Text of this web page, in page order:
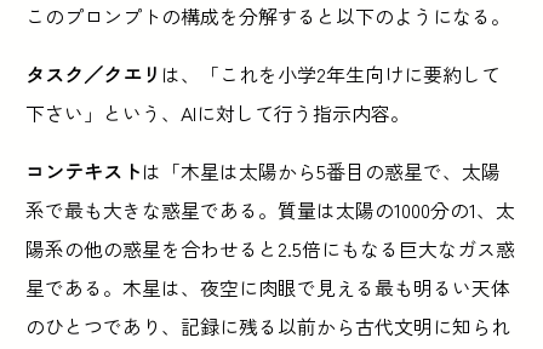
このプロンプトの構成を分解すると以下のようになる。
タスク／クエリ は、「これを小学2年生向けに要約して
下さい」という、AIに対して行う指示内容。
コンテキストは「木星は太陽から5番目の惑星で、太陽
系で最も大きな惑星である。質量は太陽の1000分の1、太
陽系の他の惑星を合わせると2.5倍にもなる巨大なガス惑
星である。木星は、夜空に肉眼で見える最も明るい天体
のひとつであり、記録に残る以前から古代文明に知られ